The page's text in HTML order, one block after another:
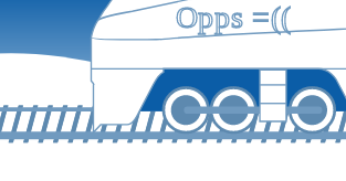
Opps =((